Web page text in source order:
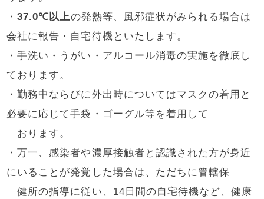
・37.0℃以上の発熱等、風邪症状がみられる場合は
会社に報告・自宅待機といたします。
・手洗い・うがい・アルコール消毒の実施を徹底し
ております。
・勤務中ならびに外出時についてはマスクの着用と
必要に応じて手袋・ゴーグル等を着用して
おります。
・万一、感染者や濃厚接触者と認識された方が身近
にいることが発覚した場合は、ただちに管轄保
健所の指導に従い、14日間の自宅待機など、健康